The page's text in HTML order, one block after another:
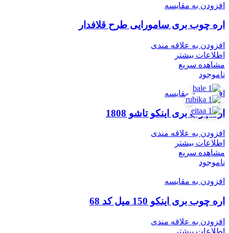
افزودن به مقایسه
اره چوب بری سامورایی طرح قلافدار
افزودن به علاقه مندی
اطلاعات بیشتر
مشاهده سریع
ناموجود
افزودن به مقایسه
اره چوب بری اینکو تاشو 1808
افزودن به علاقه مندی
اطلاعات بیشتر
مشاهده سریع
ناموجود
افزودن به مقایسه
اره چوب بری اینکو 150 میل کد 68
افزودن به علاقه مندی
اطلاعات بیشتر